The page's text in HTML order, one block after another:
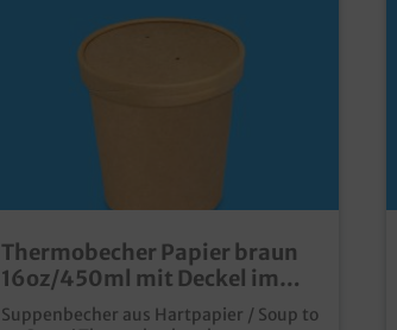
Thermobecher Papier braun
16oz/450ml mit Deckel im
Kombipack 250St
Suppenbecher aus Hartpapier / Soup to